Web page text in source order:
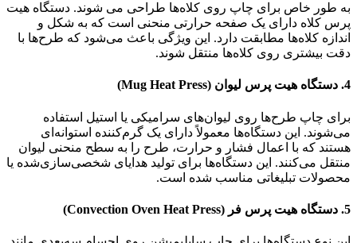
به طور خاص برای چاپ روی کلاه‌ها طراحی می شوند. دستگاه هیت
پرس کلاه دارای یک صفحه حرارتی منحنی است که به شکل و
اندازه کلاه‌ها مطابقت دارد. این ویژگی باعث می‌شود که طرح‌ها با
دقت بیشتری روی کلاه‌ها منتقل شوند.
4. دستگاه هیت پرس لیوان (Mug Heat Press)
برای چاپ طرح‌ها روی لیوان‌های سرامیکی یا استیل استفاده
می‌شوند. این دستگاه‌ها معمولاً دارای یک گرم‌کننده استوانه‌ای
هستند که با اعمال فشار و حرارت، طرح را به سطح منحنی لیوان
منتقل می‌کنند. این دستگاه‌ها برای تولید هدایای شخصی‌سازی‌شده یا
محصولات تبلیغاتی مناسب شده است.
5. دستگاه هیت پرس فر (Convection Oven Heat Press)